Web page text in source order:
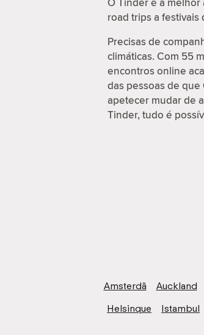
road trips a festivais
Precisas de
climáticas. Com 55
encontros online
das pessoas de
apetecer mudar de
Tinder, tudo é
Amsterdã Auckland
Helsinque
Istambul